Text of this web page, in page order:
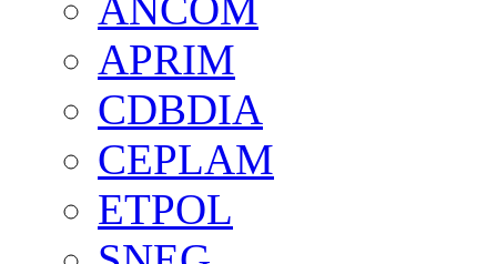
APRIM
CDBDIA
CEPLAM
ETPOL